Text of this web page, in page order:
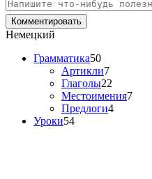
Немецкий
Грамматика50
Артикли7
Глаголы22
Местоимения7
Предлоги4
Уроки54